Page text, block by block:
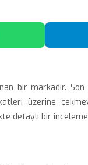
bir markadır.
üzerine
detaylı bir inceleme